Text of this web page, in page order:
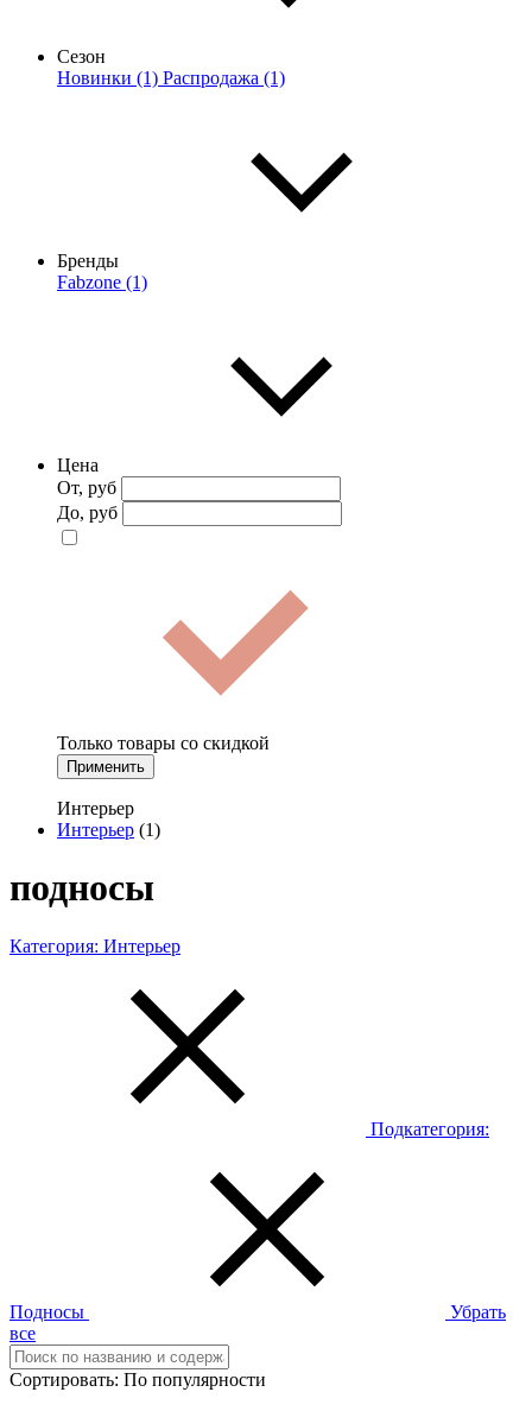
Сезон
Новинки (1) Распродажа (1)
Бренды
Fabzone (1)
Цена
От, руб
До, руб
Только товары со скидкой
Применить
Интерьер
Интерьер (1)
подносы
Категория: Интерьер
Подкатегория:
Подносы
Убрать
все
Сортировать: По популярности